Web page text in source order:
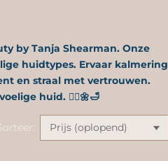
by Tanja Shearman. Onze
huidtypes. Ervaar kalmering
en straal met vertrouwen.
huid. 💆‍♀️🌼🛁